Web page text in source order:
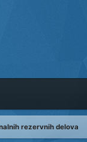
rezervnih delova